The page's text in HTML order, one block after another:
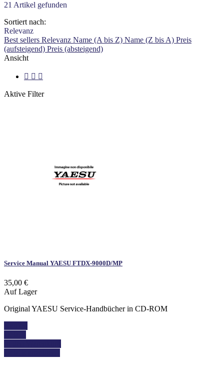
21 Artikel gefunden
Sortiert nach:
Relevanz
Best sellers Relevanz Name (A bis Z) Name (Z bis A) Preis
(aufsteigend) Preis (absteigend)
Ansicht
  
Aktive Filter
Service Manual YAESU FTDX-9000D/MP
35,00 €
Auf Lager
Original YAESU Service-Handbücher in CD-ROM